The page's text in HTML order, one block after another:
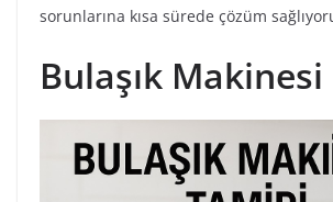
sorunlarına kısa sürede çözüm
Bulaşık Makinesi